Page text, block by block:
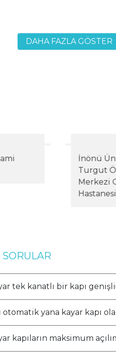
DAHA FAZLA GÖSTER
İnönü
Turgut
Merkezi
Hastanesi
tek kanatlı bir kapı
otomatik yana kayar kapı
kapıların maksimum